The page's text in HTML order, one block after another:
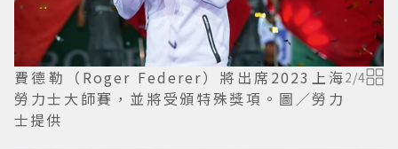
費德勒（Roger Federer）將出席2023上海
勞力士大師賽，並將受頒特殊獎項。圖／勞力
士提供
2/4